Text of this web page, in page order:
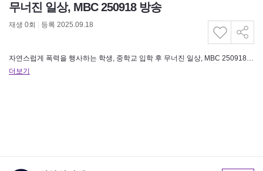
무너진 일상, MBC 250918 방송
재생 0회 등록 2025.09.18
자연스럽게 폭력을 행사하는 학생, 중학교 입학 후 무너진 일상, MBC 250918 방송 ⓒ MBC&iMBC 무단 전재, 재…
더보기